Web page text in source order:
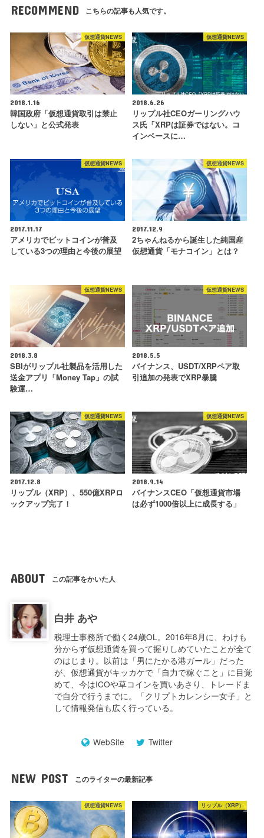
RECOMMEND こちらの記事も人気です。
仮想通貨NEWS
2018.1.16
韓国政府「仮想通貨取引は禁止
しない」と公式発表
仮想通貨NEWS
2018.6.26
リップル社CEOガーリングハウ
ス氏「XRPは証券ではない。コ
インベースに…
仮想通貨NEWS
2017.11.17
アメリカでビットコインが普及
している3つの理由と今後の展望
仮想通貨NEWS
2017.12.9
2ちゃんねるから誕生した純国産
仮想通貨「モナコイン」とは？
仮想通貨NEWS
2018.3.8
SBIがリップル社製品を活用した
送金アプリ「Money Tap」の試
験運…
仮想通貨NEWS
2018.5.5
バイナンス、USDT/XRPペア取
引追加の発表でXRP暴騰
仮想通貨NEWS
2017.12.8
リップル（XRP）、550億XRPロ
ックアップ完了！
仮想通貨NEWS
2018.9.14
バイナンスCEO「仮想通貨市場
は必ず1000倍以上に成長する」
ABOUT この記事をかいた人
白井 あや
税理士事務所で働く24歳OL。2016年8月に、わけも
分からず仮想通貨を買って握りしめていたことが全て
のはじまり。以前は「男にたかる港ガール」だった
が、仮想通貨がキッカケで「自力で稼ぐこと」に目覚
めて、今はICOや草コインを買いあさり、トレードま
で自分で行うまでに。「クリプトカレンシー女子」と
して情報発信も広く行っている。
WebSite Twitter
NEW POST このライターの最新記事
仮想通貨NEWS リップル（XRP）